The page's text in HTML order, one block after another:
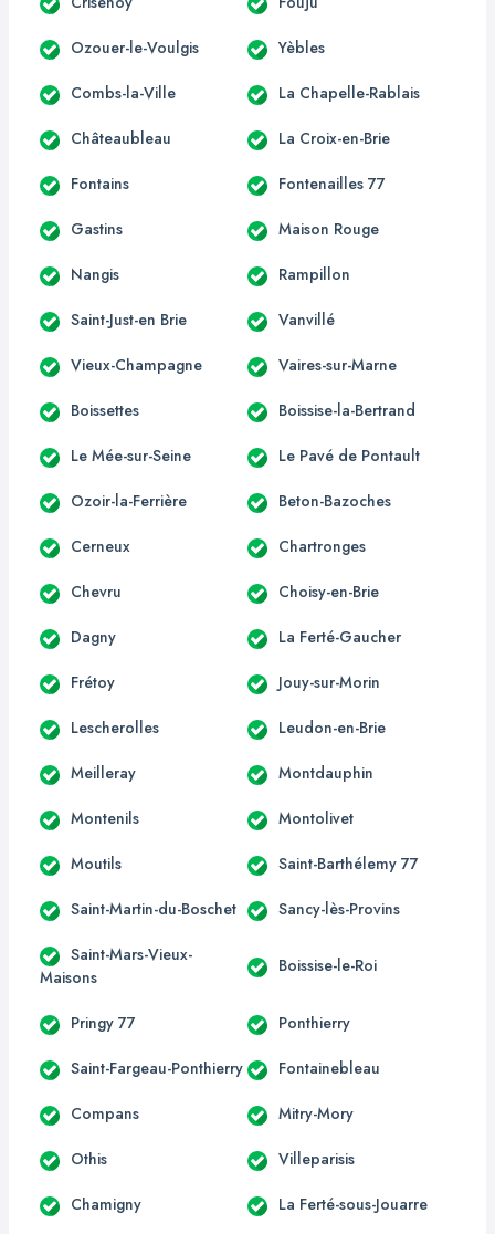
Ozouer-le-Voulgis Yèbles
Combs-la-Ville La Chapelle-Rablais
Châteaubleau La Croix-en-Brie
Fontains Fontenailles 77
Gastins Maison Rouge
Nangis Rampillon
Saint-Just-en Brie Vanvillé
Vieux-Champagne Vaires-sur-Marne
Boissettes Boissise-la-Bertrand
Le Mée-sur-Seine Le Pavé de Pontault
Ozoir-la-Ferrière Beton-Bazoches
Cerneux Chartronges
Chevru Choisy-en-Brie
Dagny La Ferté-Gaucher
Frétoy Jouy-sur-Morin
Lescherolles Leudon-en-Brie
Meilleray Montdauphin
Montenils Montolivet
Moutils Saint-Barthélemy 77
Saint-Martin-du-Boschet Sancy-lès-Provins
Saint-Mars-Vieux-
Maisons
Boissise-le-Roi
Pringy 77 Ponthierry
Saint-Fargeau-Ponthierry Fontainebleau
Compans Mitry-Mory
Othis Villeparisis
Chamigny La Ferté-sous-Jouarre